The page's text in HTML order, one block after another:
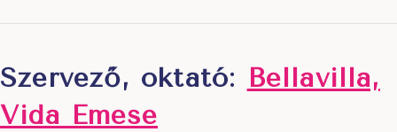
Szervező, oktató: Bellavilla,
Vida Emese